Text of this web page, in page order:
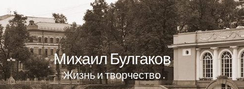
Михаил Булгаков
Жизнь и творчество